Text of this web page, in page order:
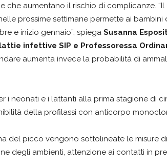
che aumentano il rischio di complicanze. “Il
prossime settimane permette ai bambini
e inizio gennaio”, spiega Susanna
infettive SIP e Professoressa
aumenta invece la probabilità di
i neonati e i lattanti alla prima stagione di
della profilassi con anticorpo
del picco vengono sottolineate le misure di
degli ambienti, attenzione ai contatti in